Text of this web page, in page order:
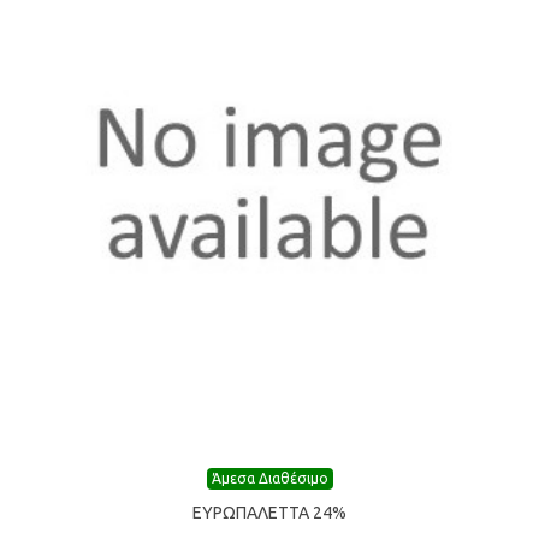
Άμεσα Διαθέσιμο
ΕΥΡΩΠΑΛΕΤΤΑ 24%